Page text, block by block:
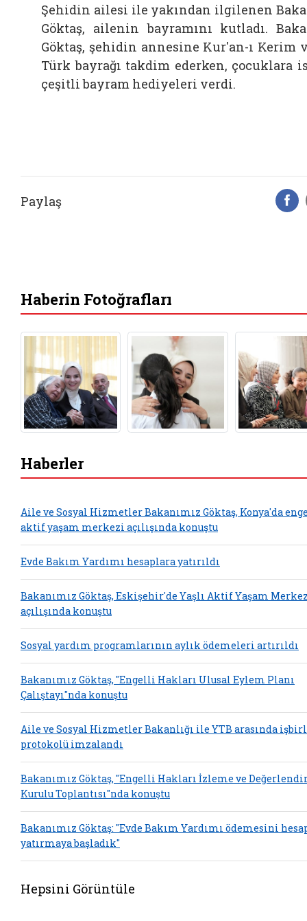
Şehidin ailesi ile yakından ilgilenen
Göktaş, ailenin bayramını kutladı.
Göktaş, şehidin annesine Kur'an-ı Kerim
Türk bayrağı takdim ederken, çocuklara
çeşitli bayram hediyeleri verdi.
Paylaş
Haberin Fotoğrafları
Haberler
Aile ve Sosyal Hizmetler Bakanımız Göktaş, Konya'da
aktif yaşam merkezi açılışında konuştu
Evde Bakım Yardımı hesaplara yatırıldı
Bakanımız Göktaş, Eskişehir'de Yaşlı Aktif Yaşam
açılışında konuştu
Sosyal yardım programlarının aylık ödemeleri artırıldı
Bakanımız Göktaş, "Engelli Hakları Ulusal Eylem Planı
Çalıştayı"nda konuştu
Aile ve Sosyal Hizmetler Bakanlığı ile YTB arasında
protokolü imzalandı
Bakanımız Göktaş, "Engelli Hakları İzleme ve
Kurulu Toplantısı"nda konuştu
Bakanımız Göktaş: "Evde Bakım Yardımı ödemesini
yatırmaya başladık"
Hepsini Görüntüle